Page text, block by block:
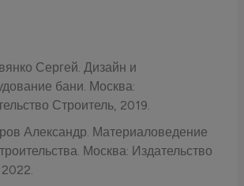
Сергей. Дизайн и
бани. Москва:
Строитель, 2019.
Александр. Материаловедение
Москва: Издательство